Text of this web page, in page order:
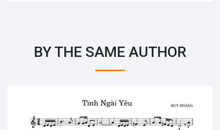
BY THE SAME AUTHOR